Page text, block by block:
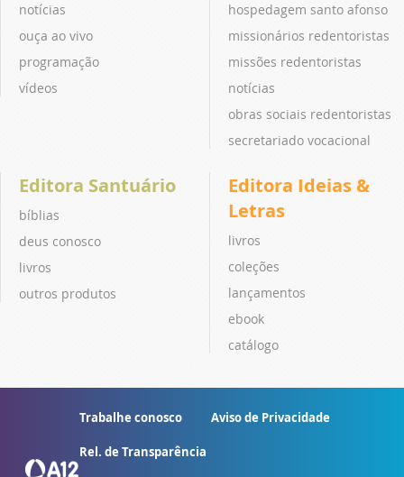
notícias
ouça ao vivo
programação
vídeos
hospedagem santo afonso
missionários redentoristas
missões redentoristas
notícias
obras sociais redentoristas
secretariado vocacional
Editora Santuário
bíblias
deus conosco
livros
outros produtos
Editora Ideias &
Letras
livros
coleções
lançamentos
ebook
catálogo
Trabalhe conosco Aviso de Privacidade
Rel. de Transparência